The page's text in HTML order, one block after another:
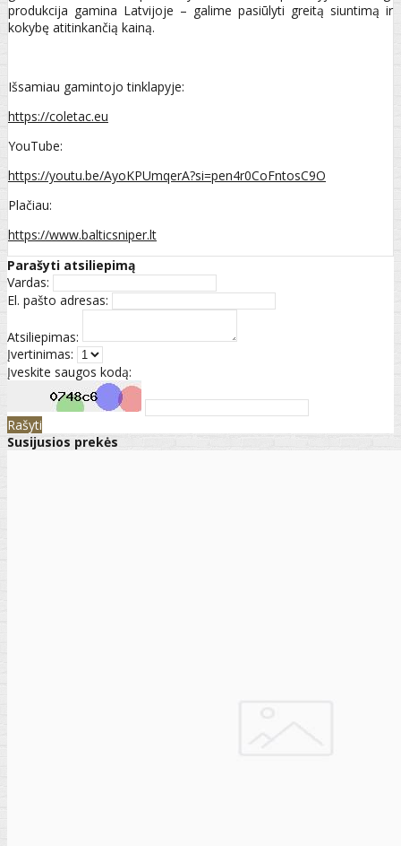
produkcija gamina Latvijoje – galime pasiūlyti greitą siuntimą ir
kokybę atitinkančią kainą.
Išsamiau gamintojo tinklapyje:
https://coletac.eu
YouTube:
https://youtu.be/AyoKPUmqerA?si=pen4r0CoFntosC9O
Plačiau:
https://www.balticsniper.lt
Parašyti atsiliepimą
Vardas:
El. pašto adresas:
Atsiliepimas:
Įvertinimas:
Įveskite saugos kodą:
Rašyti
Susijusios prekės